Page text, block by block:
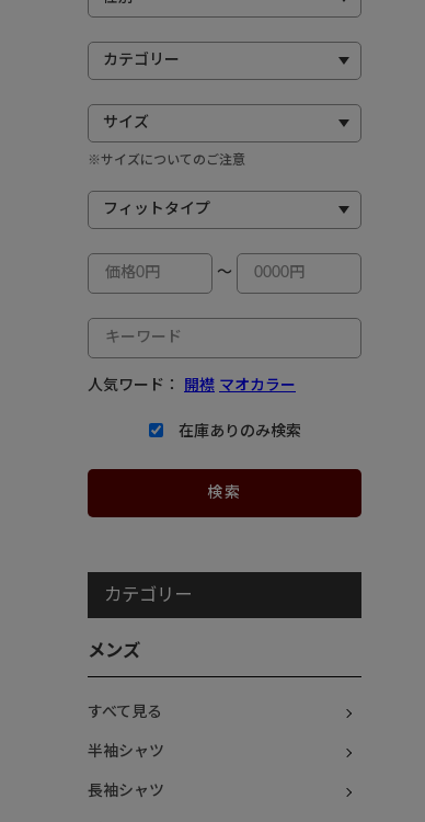
※サイズについてのご注意
～
人気ワード： 開襟 マオカラー
在庫ありのみ検索
カテゴリー
メンズ
すべて見る
半袖シャツ
長袖シャツ